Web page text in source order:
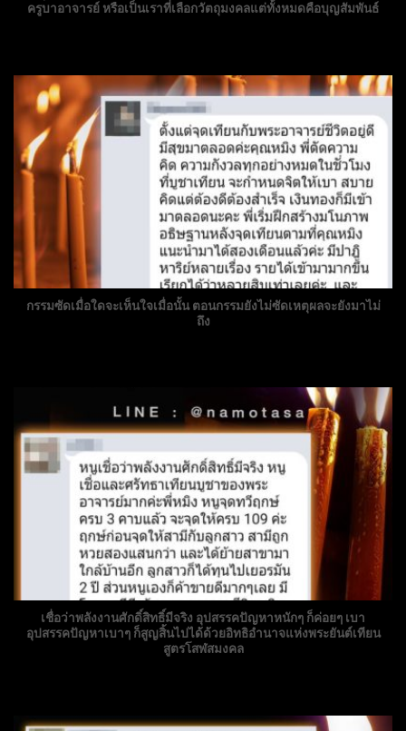
ครูบาอาจารย์ หรือเป็นเราที่เลือกวัตถุมงคลแต่ทั้งหมดคือบุญสัมพันธ์
กรรมซัดเมื่อใดจะเห็นใจเมื่อนั้น ตอนกรรมยังไม่ซัดเหตุผลจะยังมาไม่
ถึง
เชื่อว่าพลังงานศักดิ์สิทธิ์มีจริง อุปสรรคปัญหาหนักๆ ก็ค่อยๆ เบา
อุปสรรคปัญหาเบาๆ ก็สูญสิ้นไปได้ด้วยอิทธิอำนาจแห่งพระยันต์เทียน
สูตรโสฬสมงคล